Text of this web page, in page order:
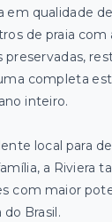
em qualidade
de praia com
preservadas,
completa
inteiro.
local para
a Riviera
com maior
Brasil.